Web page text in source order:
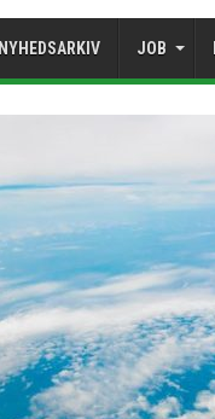
NYHEDSARKIV JOB